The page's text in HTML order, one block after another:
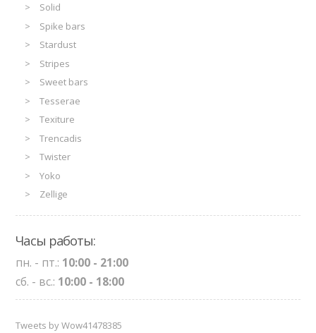
Solid
Spike bars
Stardust
Stripes
Sweet bars
Tesserae
Texiture
Trencadis
Twister
Yoko
Zellige
Часы работы:
пн. - пт.: 10:00 - 21:00
сб. - вс.: 10:00 - 18:00
Tweets by Wow41478385